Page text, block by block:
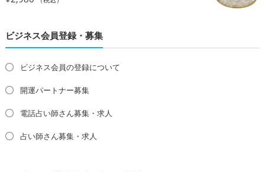
ビジネス会員登録・募集
ビジネス会員の登録について
開運パートナー募集
電話占い師さん募集・求人
占い師さん募集・求人